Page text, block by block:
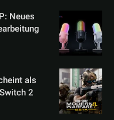
Neues
als
2